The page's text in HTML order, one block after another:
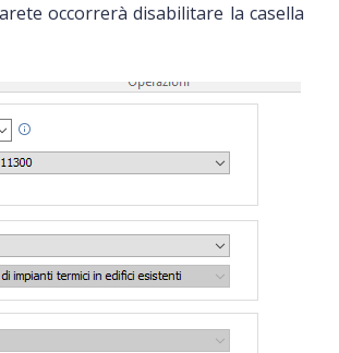
occorrerà disabilitare la casella